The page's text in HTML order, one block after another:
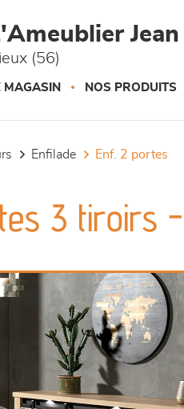
(56)
MAGASIN NOS PRODUITS
enfilade enf. 2 portes
3 tiroirs